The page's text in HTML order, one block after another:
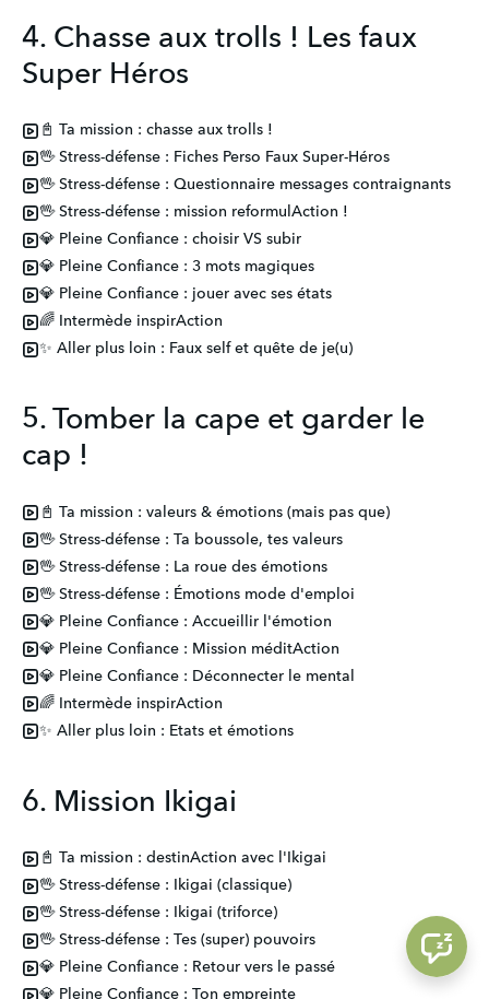
4. Chasse aux trolls ! Les faux
Super Héros
📓 Ta mission : chasse aux trolls !
🖖 Stress-défense : Fiches Perso Faux Super-Héros
🖖 Stress-défense : Questionnaire messages contraignants
🖖 Stress-défense : mission reformulAction !
💎 Pleine Confiance : choisir VS subir
💎 Pleine Confiance : 3 mots magiques
💎 Pleine Confiance : jouer avec ses états
🌈 Intermède inspirAction
✨ Aller plus loin : Faux self et quête de je(u)
5. Tomber la cape et garder le
cap !
📓 Ta mission : valeurs & émotions (mais pas que)
🖖 Stress-défense : Ta boussole, tes valeurs
🖖 Stress-défense : La roue des émotions
🖖 Stress-défense : Émotions mode d'emploi
💎 Pleine Confiance : Accueillir l'émotion
💎 Pleine Confiance : Mission méditAction
💎 Pleine Confiance : Déconnecter le mental
🌈 Intermède inspirAction
✨ Aller plus loin : Etats et émotions
6. Mission Ikigai
📓 Ta mission : destinAction avec l'Ikigai
🖖 Stress-défense : Ikigai (classique)
🖖 Stress-défense : Ikigai (triforce)
🖖 Stress-défense : Tes (super) pouvoirs
💎 Pleine Confiance : Retour vers le passé
💎 Pleine Confiance : Ton empreinte